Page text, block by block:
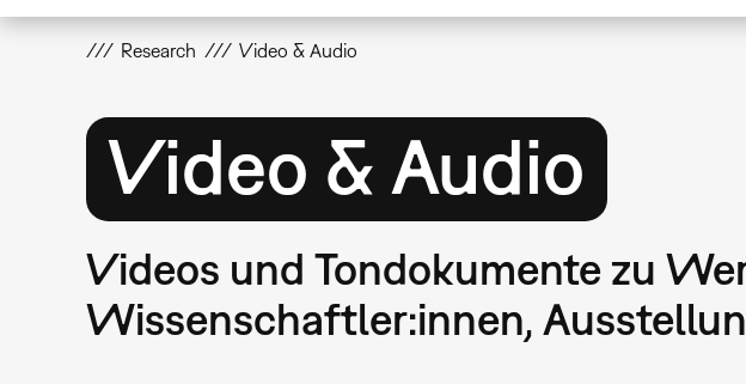
Research Video & Audio
Video & Audio
Videos und Tondokumente zu
Wissenschaftler:innen,